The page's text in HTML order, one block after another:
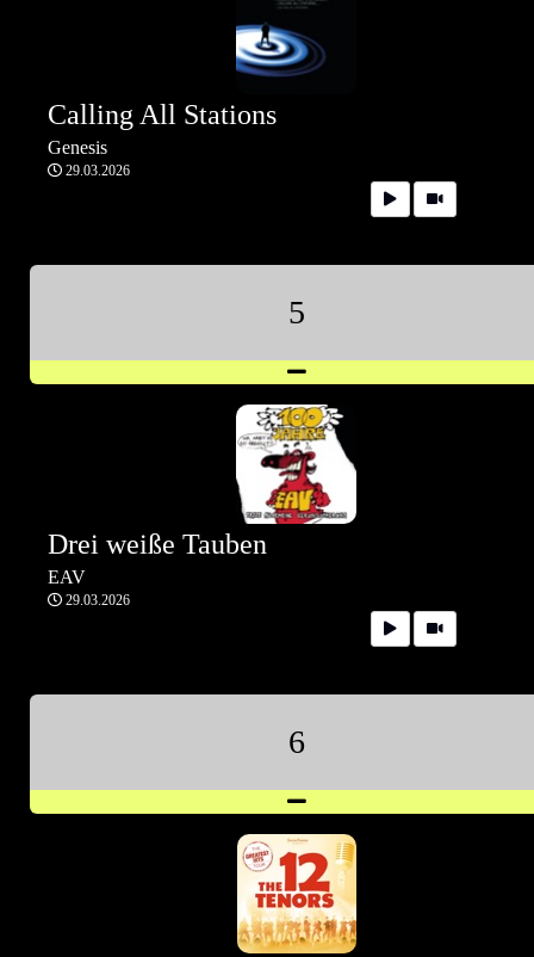
Calling All Stations
Genesis
29.03.2026
5
Drei weiße Tauben
EAV
29.03.2026
6